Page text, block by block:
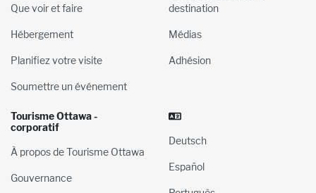
Que voir et faire
Hébergement
Planifiez votre visite
Soumettre un événement
destination
Médias
Adhésion
Tourisme Ottawa -
corporatif
À propos de Tourisme Ottawa
Gouvernance
Deutsch
Español